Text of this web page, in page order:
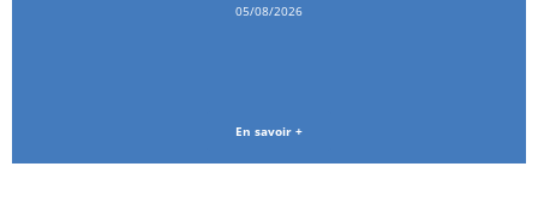
05/08/2026
En savoir +